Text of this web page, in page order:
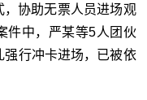
协助无票人员进场观
件中，严某等5人团伙
行冲卡进场，已被依